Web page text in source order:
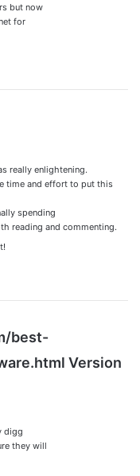
but now
for
really enlightening.
time and effort to put this
spending
reading and commenting.
best-
Version
digg
they will